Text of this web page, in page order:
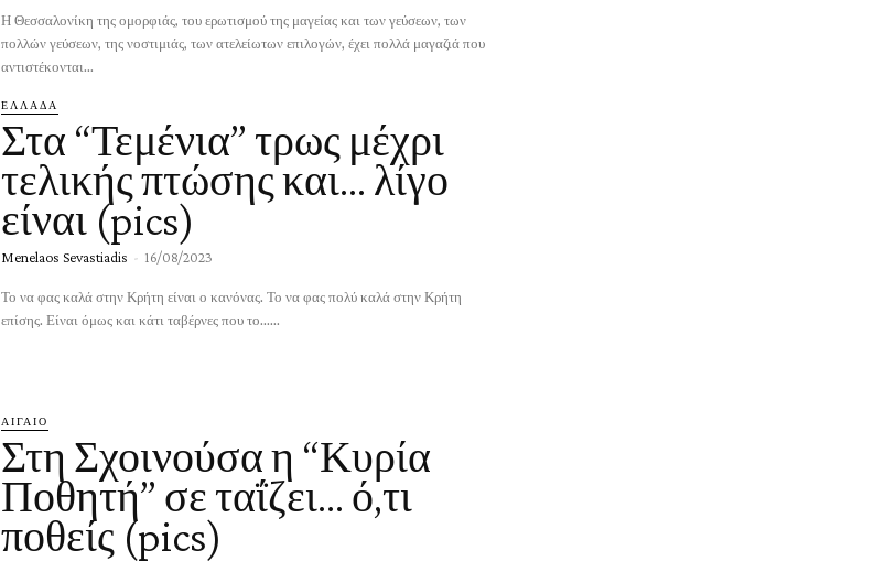
Η Θεσσαλονίκη της ομορφιάς, του ερωτισμού της μαγείας και των γεύσεων, των
πολλών γεύσεων, της νοστιμιάς, των ατελείωτων επιλογών, έχει πολλά μαγαζιά που
αντιστέκονται...
ΕΛΛΑΔΑ
Στα “Τεμένια” τρως μέχρι
τελικής πτώσης και… λίγο
είναι (pics)
Menelaos Sevastiadis - 16/08/2023
Το να φας καλά στην Κρήτη είναι ο κανόνας. Το να φας πολύ καλά στην Κρήτη
επίσης. Είναι όμως και κάτι ταβέρνες που το......
ΑΙΓΑΙΟ
Στη Σχοινούσα η “Κυρία
Ποθητή” σε ταΐζει… ό,τι
ποθείς (pics)